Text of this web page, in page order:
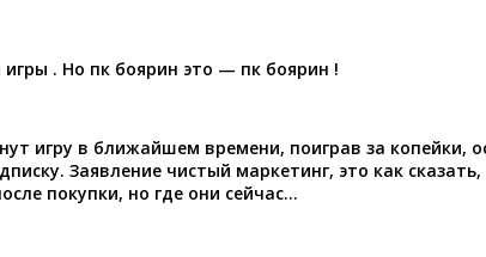
. Но пк боярин это — пк боярин !
игру в ближайшем времени, поиграв за копейки,
Заявление чистый маркетинг, это как
покупки, но где они сейчас…